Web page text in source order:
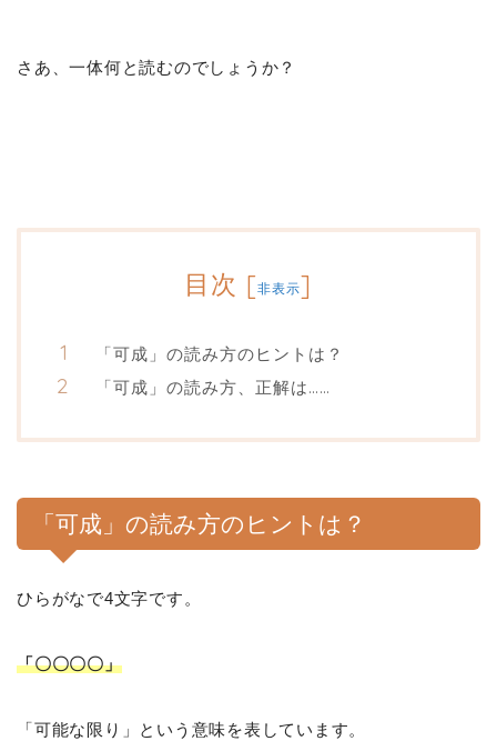
さあ、一体何と読むのでしょうか？
目次 [非表示]
「可成」の読み方のヒントは？
「可成」の読み方、正解は……
「可成」の読み方のヒントは？
ひらがなで4文字です。
「〇〇〇〇」
「可能な限り」という意味を表しています。